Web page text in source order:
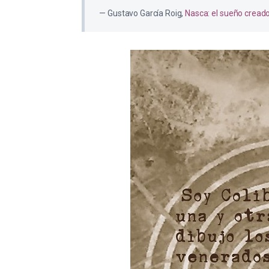
Gustavo García Roig, Nasca: el sueño